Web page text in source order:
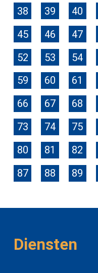
38
39 40
45
46 47
52
53 54
59
60 61
66
67 68
73
74 75
80
81 82
87
88 89
Diensten